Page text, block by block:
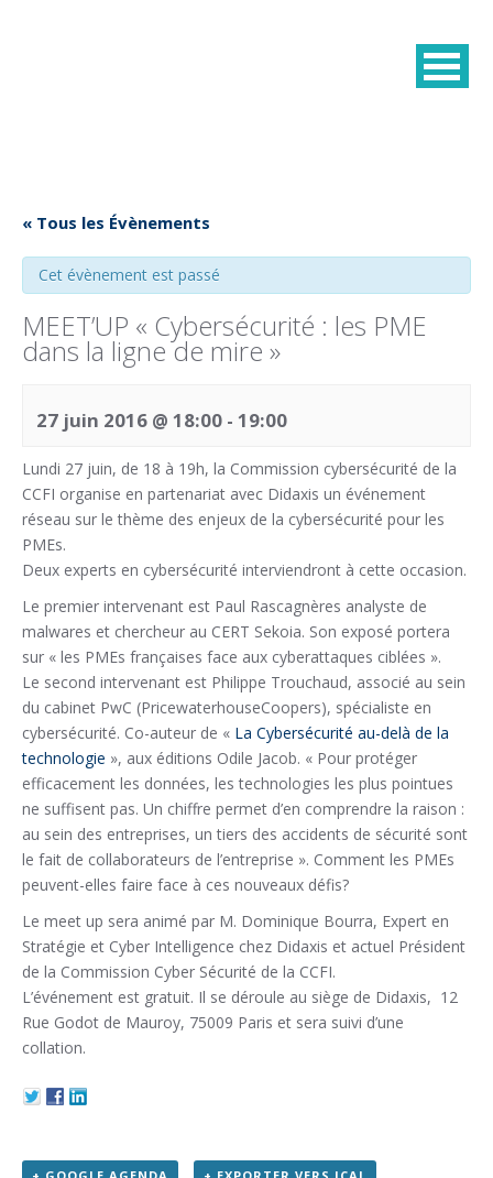
« Tous les Évènements
Cet évènement est passé
MEET’UP « Cybersécurité : les PME
dans la ligne de mire »
27 juin 2016 @ 18:00 - 19:00
Lundi 27 juin, de 18 à 19h, la Commission cybersécurité de la
CCFI organise en partenariat avec Didaxis un événement
réseau sur le thème des enjeux de la cybersécurité pour les
PMEs.
Deux experts en cybersécurité interviendront à cette occasion.
Le premier intervenant est Paul Rascagnères analyste de
malwares et chercheur au CERT Sekoia. Son exposé portera
sur « les PMEs françaises face aux cyberattaques ciblées ».
Le second intervenant est Philippe Trouchaud, associé au sein
du cabinet PwC (PricewaterhouseCoopers), spécialiste en
cybersécurité. Co-auteur de « La Cybersécurité au-delà de la
technologie », aux éditions Odile Jacob. « Pour protéger
efficacement les données, les technologies les plus pointues
ne suffisent pas. Un chiffre permet d’en comprendre la raison :
au sein des entreprises, un tiers des accidents de sécurité sont
le fait de collaborateurs de l’entreprise ». Comment les PMEs
peuvent-elles faire face à ces nouveaux défis?
Le meet up sera animé par M. Dominique Bourra, Expert en
Stratégie et Cyber Intelligence chez Didaxis et actuel Président
de la Commission Cyber Sécurité de la CCFI.
L’événement est gratuit. Il se déroule au siège de Didaxis, 12
Rue Godot de Mauroy, 75009 Paris et sera suivi d’une
collation.